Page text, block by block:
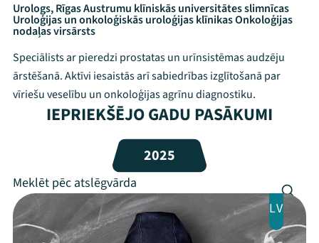
Mana programma
Festivāls
Programma
Arhīvs
Urologs, Rīgas Austrumu klīniskās universitātes slimnīcas
Uroloģijas un onkoloģiskās uroloģijas klīnikas Onkoloģijas
nodaļas virsārsts
Speciālists ar pieredzi prostatas un urīnsistēmas audzēju
ārstēšanā. Aktīvi iesaistās arī sabiedrības izglītošanā par
vīriešu veselību un onkoloģijas agrīnu diagnostiku.
IEPRIEKŠĒJO GADU PASĀKUMI
2025
LV